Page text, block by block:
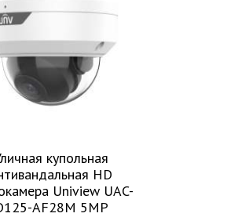
купольная
HD
Uniview UAC-
AF28M 5MP